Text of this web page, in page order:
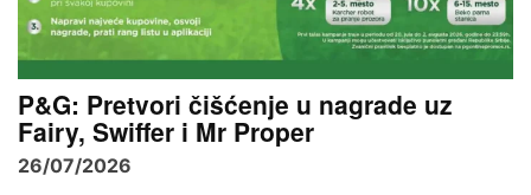
P&G: Pretvori čišćenje u nagrade uz
Fairy, Swiffer i Mr Proper
26/07/2026